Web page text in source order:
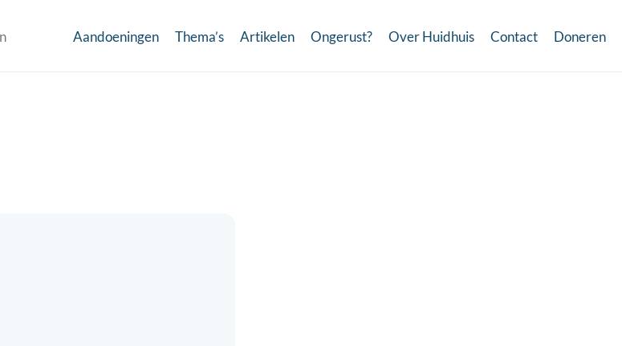
Aandoeningen Thema’s Artikelen Ongerust? Over Huidhuis Contact Doneren